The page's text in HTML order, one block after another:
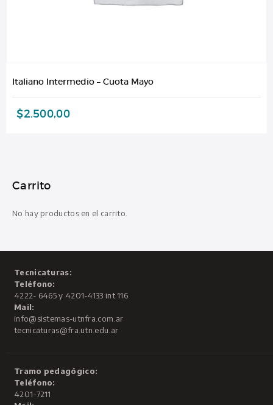
Italiano Intermedio – Cuota Mayo
$2.500,00
Carrito
No hay productos en el carrito.
Tecnicaturas:
Teléfono:
4222- 6465 y 4201-4133 int 116
Mail:
info@sistemas-utnfra.com.ar
tecnicaturas@fra.utn.edu.ar
Tramo pedagógico:
Teléfono:
4201-7211